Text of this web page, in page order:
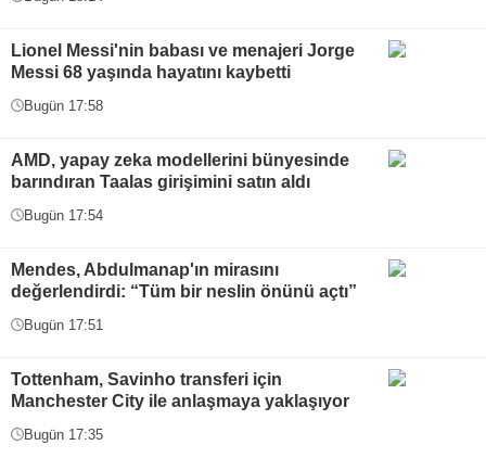
Lionel Messi'nin babası ve menajeri Jorge
Messi 68 yaşında hayatını kaybetti
Bugün 17:58
AMD, yapay zeka modellerini bünyesinde
barındıran Taalas girişimini satın aldı
Bugün 17:54
Mendes, Abdulmanap'ın mirasını
değerlendirdi: “Tüm bir neslin önünü açtı”
Bugün 17:51
Tottenham, Savinho transferi için
Manchester City ile anlaşmaya yaklaşıyor
Bugün 17:35